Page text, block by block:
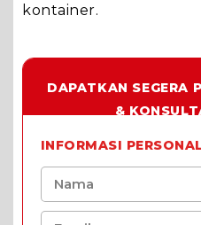
kontainer.
DAPATKAN SEGERA
&
INFORMASI